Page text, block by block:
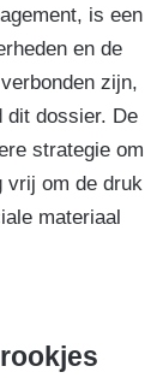
is een
en de
zijn,
dit dossier. De
strategie om
vrij om de druk
materiaal